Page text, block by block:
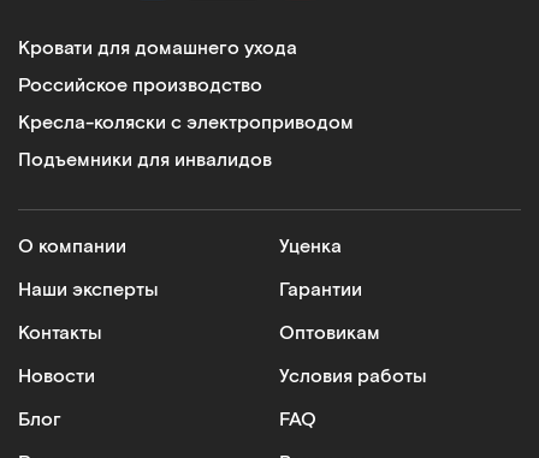
Кровати для домашнего ухода
Российское производство
Кресла-коляски с электроприводом
Подъемники для инвалидов
О компании
Наши эксперты
Контакты
Новости
Блог
Уценка
Гарантии
Оптовикам
Условия работы
FAQ